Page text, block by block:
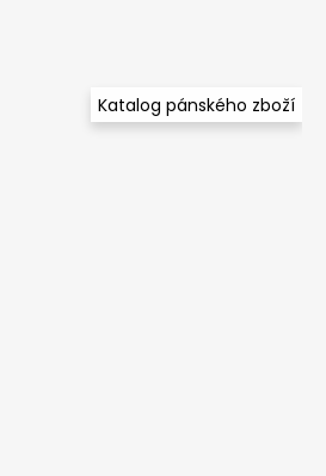
Katalog pánského zboží